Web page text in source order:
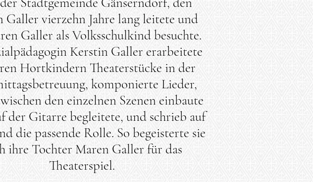
Galler vierzehn Jahre lang leitete und
Galler als Volksschulkind besuchte.
Kerstin Galler erarbeitete
Hortkindern Theaterstücke in der
komponierte Lieder,
den einzelnen Szenen einbaute
der Gitarre begleitete, und schrieb auf
die passende Rolle. So begeisterte sie
ihre Tochter Maren Galler für das
Theaterspiel.